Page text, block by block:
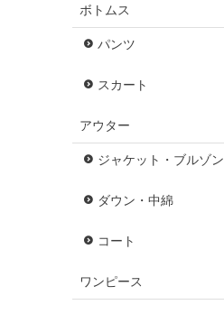
ボトムス
パンツ
スカート
アウター
ジャケット・ブルゾン
ダウン・中綿
コート
ワンピース